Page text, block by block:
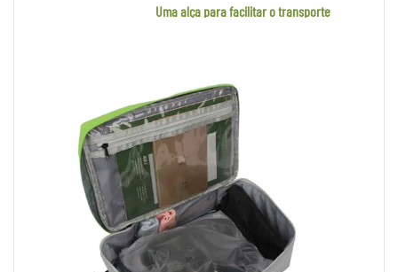
Uma alça para facilitar o transporte